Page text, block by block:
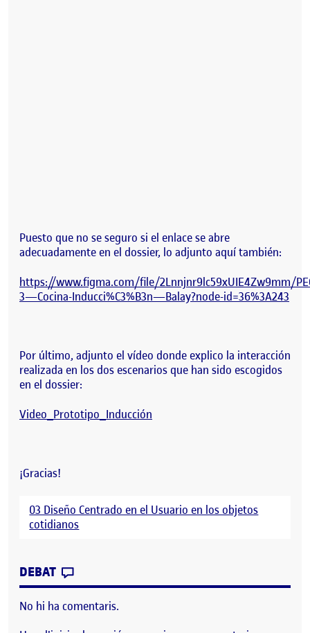
Puesto que no se seguro si el enlace se abre
adecuadamente en el dossier, lo adjunto aquí también:
https://www.figma.com/file/2Lnnjnr9lc59xUIE4Zw9mm/
3—Cocina-Inducci%C3%B3n—Balay?node-id=36%3A243
Por último, adjunto el vídeo donde explico la interacción
realizada en los dos escenarios que han sido escogidos
en el dossier:
Video_Prototipo_Inducción
¡Gracias!
03 Diseño Centrado en el Usuario en los objetos
cotidianos
DEBAT
No hi ha comentaris.